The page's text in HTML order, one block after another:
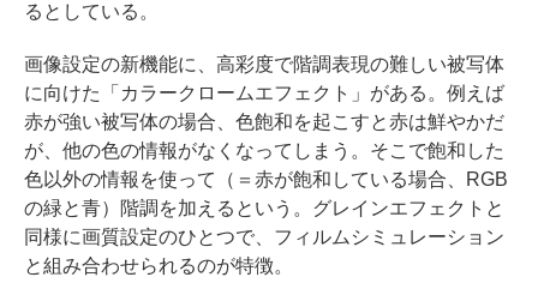
るとしている。
画像設定の新機能に、高彩度で階調表現の難しい被写体
に向けた「カラークロームエフェクト」がある。例えば
赤が強い被写体の場合、色飽和を起こすと赤は鮮やかだ
が、他の色の情報がなくなってしまう。そこで飽和した
色以外の情報を使って（＝赤が飽和している場合、RGB
の緑と青）階調を加えるという。グレインエフェクトと
同様に画質設定のひとつで、フィルムシミュレーション
と組み合わせられるのが特徴。